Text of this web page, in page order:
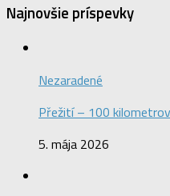
Najnovšie príspevky
Nezaradené
Přežití – 100
5. mája 2026